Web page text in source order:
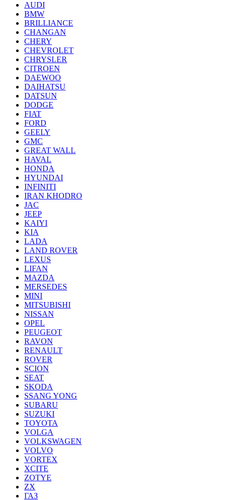
AUDI
BMW
BRILLIANCE
CHANGAN
CHERY
CHEVROLET
CHRYSLER
CITROEN
DAEWOO
DAIHATSU
DATSUN
DODGE
FIAT
FORD
GEELY
GMC
GREAT WALL
HAVAL
HONDA
HYUNDAI
INFINITI
IRAN KHODRO
JAC
JEEP
KAIYI
KIA
LADA
LAND ROVER
LEXUS
LIFAN
MAZDA
MERSEDES
MINI
MITSUBISHI
NISSAN
OPEL
PEUGEOT
RAVON
RENAULT
ROVER
SCION
SEAT
SKODA
SSANG YONG
SUBARU
SUZUKI
TOYOTA
VOLGA
VOLKSWAGEN
VOLVO
VORTEX
XCITE
ZOTYE
ZX
ГАЗ